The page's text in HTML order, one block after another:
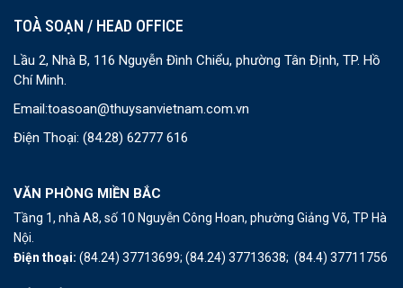
TOÀ SOẠN / HEAD OFFICE
Lầu 2, Nhà B, 116 Nguyễn Đình Chiểu, phường Tân Định, TP. Hồ
Chí Minh.
Email:toasoan@thuysanvietnam.com.vn
Điện Thoại: (84.28) 62777 616
VĂN PHÒNG MIỀN BẮC
Tầng 1, nhà A8, số 10 Nguyễn Công Hoan, phường Giảng Võ, TP Hà
Nội.
Điện thoại: (84.24) 37713699; (84.24) 37713638; (84.4) 37711756